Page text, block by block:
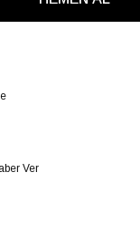
Ver